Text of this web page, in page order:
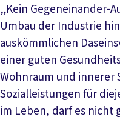
„Kein Gegeneinander-
Umbau der Industrie
auskömmlichen
einer guten
Wohnraum und innerer
Sozialleistungen für
im Leben, darf es nicht